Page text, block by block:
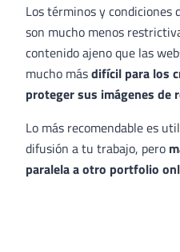
Los términos y condiciones
son mucho menos
contenido ajeno que las
mucho másdifícil para los
proteger sus imágenes de
Lo más recomendable es
difusión a tu trabajo, pero
paralela a otro portfolio